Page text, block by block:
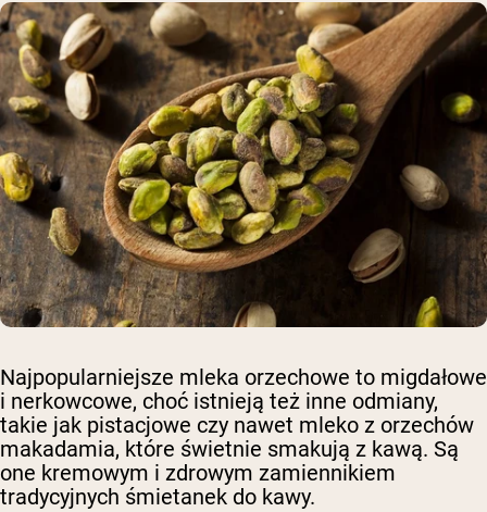
Najpopularniejsze mleka orzechowe to migdałowe
i nerkowcowe, choć istnieją też inne odmiany,
takie jak pistacjowe czy nawet mleko z orzechów
makadamia, które świetnie smakują z kawą. Są
one kremowym i zdrowym zamiennikiem
tradycyjnych śmietanek do kawy.